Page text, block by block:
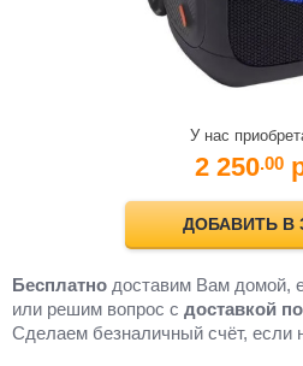
У нас
2 250.00
ДОБАВИТЬ В
Бесплатно доставим Вам домой,
или решим вопрос с доставкой
Cделаем безналичный счёт, если